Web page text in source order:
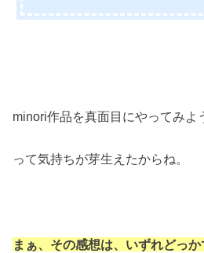
minori作品を真面目にやってみよ
って気持ちが芽生えたからね。
まぁ、その感想は、いずれどっか